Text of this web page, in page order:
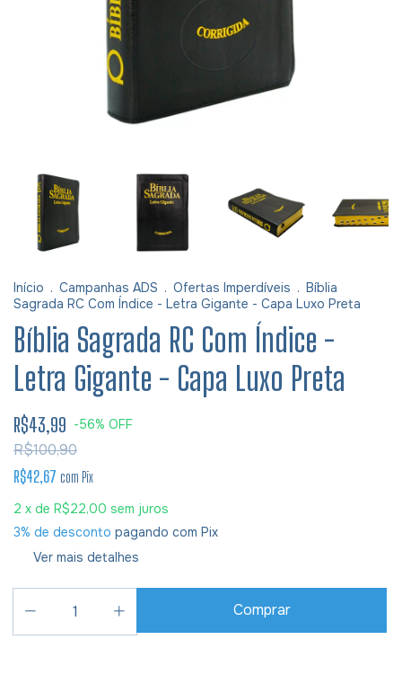
Início . Campanhas ADS . Ofertas Imperdíveis . Bíblia
Sagrada RC Com Índice - Letra Gigante - Capa Luxo Preta
Bíblia Sagrada RC Com Índice -
Letra Gigante - Capa Luxo Preta
R$43,99 -56% OFF
R$100,90
R$42,67 com Pix
2 x de R$22,00 sem juros
3% de desconto pagando com Pix
Ver mais detalhes